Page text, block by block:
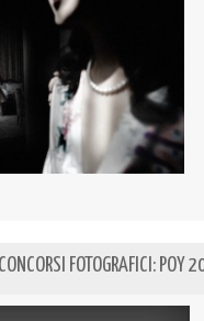
FOTOGRAFICI: POY